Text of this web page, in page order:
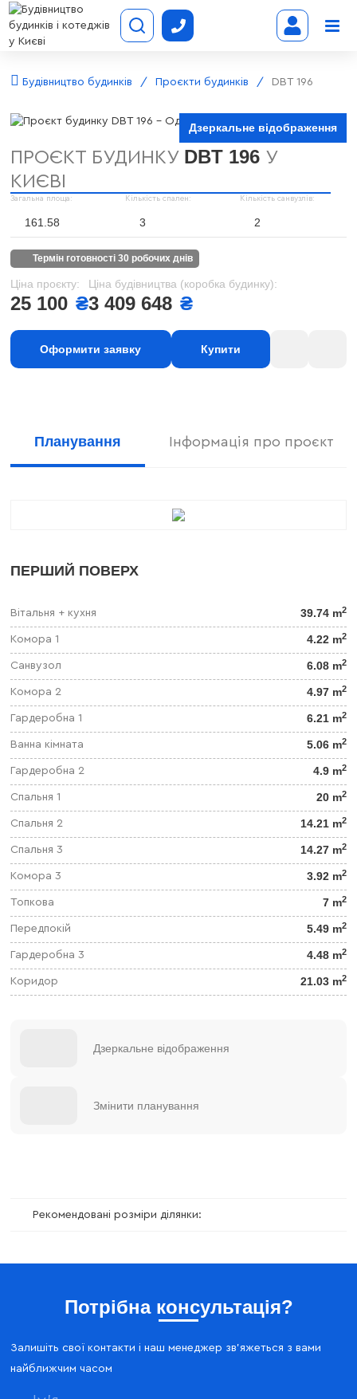
Будівництво будинків Проєкти будинків DBT 196
Дзеркальне відображення
ПРОЄКТ БУДИНКУ DBT 196 У
КИЄВІ
Загальна площа:
161.58
Кількість спален:
3
Кількість санвузлів:
2
термін готовності 30 робочих днів
Ціна проєкту:
25 100 ₴
Ціна будівництва (коробка будинку):
3 409 648 ₴
Оформити заявку Купити
Планування Інформація про проєкт
ПЕРШИЙ ПОВЕРХ
Вітальня + кухня 39.74 m2
Комора 1 4.22 m2
Санвузол 6.08 m2
Комора 2 4.97 m2
Гардеробна 1 6.21 m2
Ванна кімната 5.06 m2
Гардеробна 2 4.9 m2
Спальня 1 20 m2
Спальня 2 14.21 m2
Спальня 3 14.27 m2
Комора 3 3.92 m2
Топкова 7 m2
Передпокій 5.49 m2
Гардеробна 3 4.48 m2
Коридор 21.03 m2
Дзеркальне відображення
Змінити планування
Рекомендовані розміри ділянки:
Потрібна консультація?
Залишіть свої контакти і наш менеджер зв'яжеться з вами
найближчим часом